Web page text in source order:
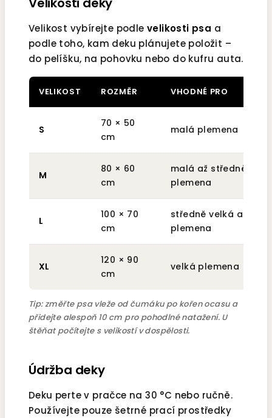
Velikost vybírejte podle velikosti psa a
podle toho, kam deku plánujete položit –
do pelíšku, na pohovku nebo do kufru auta.
VELIKOST ROZMĚR VHODNÉ PRO
S
70 × 50
cm
malá plemena
M
80 × 60
cm
malá až středně
plemena
L
100 × 70
cm
středně velká až
plemena
XL
120 × 90
cm
velká plemena
Tip: změřte psa vleže od čumáku po kořen ocasu a
přidejte alespoň 10 cm pro pohodlné natažení. U
štěňat počítejte s velikostí v dospělosti.
Údržba deky
Deku perte v pračce na 30 °C nebo ručně.
Používejte pouze šetrné prací prostředky